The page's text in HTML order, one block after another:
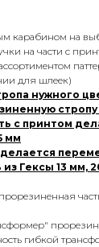
карабином на
на части с
для шлеек)
нужного
с принтом
мм
Гексы 13 мм,
гибкой